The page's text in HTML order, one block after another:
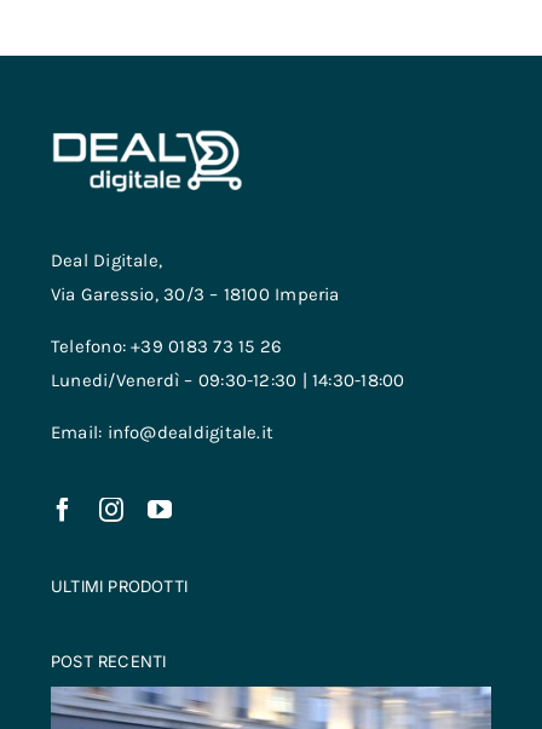
Deal Digitale,
Via Garessio, 30/3 – 18100 Imperia
Telefono: +39 0183 73 15 26
Lunedi/Venerdì – 09:30-12:30 | 14:30-18:00
Email: info@dealdigitale.it
ULTIMI PRODOTTI
POST RECENTI